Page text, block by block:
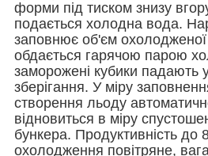
форми під тиском знизу
подається холодна вода.
заповнює об'єм
обдається гарячою парою
заморожені кубики падають
зберігання. У міру
створення льоду
відновиться в міру
бункера. Продуктивність до
охолодження повітряне,